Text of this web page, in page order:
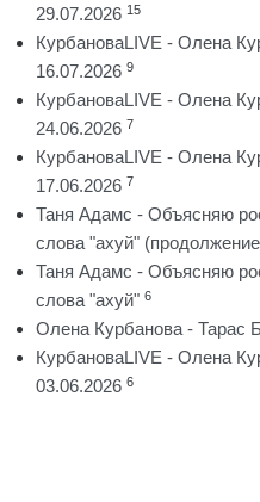
29.07.2026 15
КурбановаLIVE - Олена
16.07.2026 9
КурбановаLIVE - Олена
24.06.2026 7
КурбановаLIVE - Олена
17.06.2026 7
Таня Адамс - Объясняю
слова "ахуй"
Таня Адамс - Объясняю
слова "ахуй" 6
Олена Курбанова - Тарас
КурбановаLIVE - Олена
03.06.2026 6